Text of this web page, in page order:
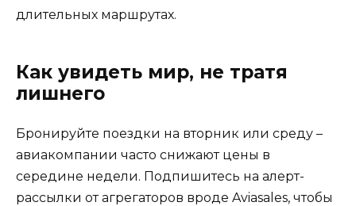
длительных маршрутах.
Как увидеть мир, не тратя
лишнего
Бронируйте поездки на вторник или среду –
авиакомпании часто снижают цены в
середине недели. Подпишитесь на алерт-
рассылки от агрегаторов вроде Aviasales, чтобы